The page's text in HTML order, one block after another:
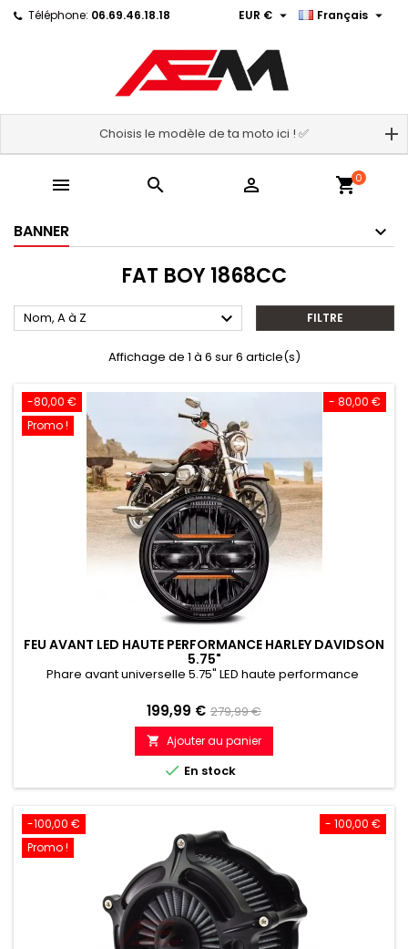
Téléphone: 06.69.46.18.18 Français 
EUR € 
Choisis le modèle de ta moto ici ! ✅
   shopping_cart0
BANNER
FAT BOY 1868CC
Nom, A à Z  FILTRE
Affichage de 1 à 6 sur 6 article(s)
- 80,00 €
-80,00 €
Promo !
FEU AVANT LED HAUTE PERFORMANCE HARLEY DAVIDSON
5.75"
Phare avant universelle 5.75" LED haute performance
Prix
199,99 € Prix
de
référence
279,99 €
 Ajouter au panier
 En stock
- 100,00 €
-100,00 €
Promo !